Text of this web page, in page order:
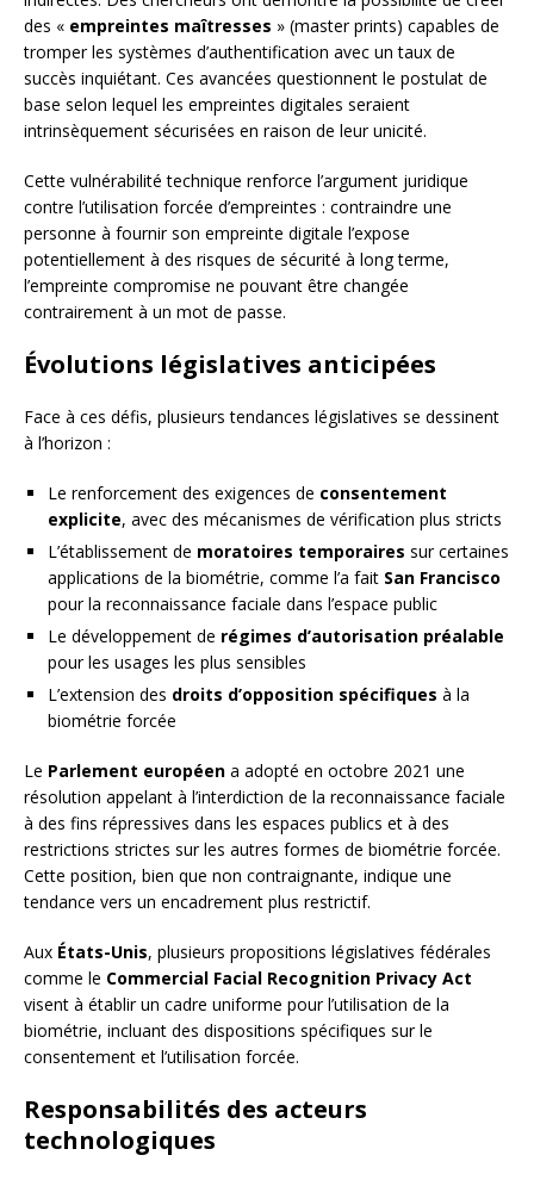
des « empreintes maîtresses » (master prints) capables de
tromper les systèmes d’authentification avec un taux de
succès inquiétant. Ces avancées questionnent le postulat de
base selon lequel les empreintes digitales seraient
intrinsèquement sécurisées en raison de leur unicité.
Cette vulnérabilité technique renforce l’argument juridique
contre l’utilisation forcée d’empreintes : contraindre une
personne à fournir son empreinte digitale l’expose
potentiellement à des risques de sécurité à long terme,
l’empreinte compromise ne pouvant être changée
contrairement à un mot de passe.
Évolutions législatives anticipées
Face à ces défis, plusieurs tendances législatives se dessinent
à l’horizon :
Le renforcement des exigences de consentement
explicite, avec des mécanismes de vérification plus stricts
L’établissement de moratoires temporaires sur certaines
applications de la biométrie, comme l’a fait San Francisco
pour la reconnaissance faciale dans l’espace public
Le développement de régimes d’autorisation préalable
pour les usages les plus sensibles
L’extension des droits d’opposition spécifiques à la
biométrie forcée
Le Parlement européen a adopté en octobre 2021 une
résolution appelant à l’interdiction de la reconnaissance faciale
à des fins répressives dans les espaces publics et à des
restrictions strictes sur les autres formes de biométrie forcée.
Cette position, bien que non contraignante, indique une
tendance vers un encadrement plus restrictif.
Aux États-Unis, plusieurs propositions législatives fédérales
comme le Commercial Facial Recognition Privacy Act
visent à établir un cadre uniforme pour l’utilisation de la
biométrie, incluant des dispositions spécifiques sur le
consentement et l’utilisation forcée.
Responsabilités des acteurs
technologiques